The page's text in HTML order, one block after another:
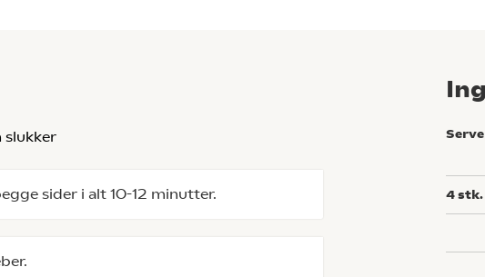
slukker
sider i alt 10-12 minutter. 4stk.